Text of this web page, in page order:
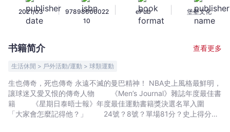
傳
-
倫‧
拉
森
2021/03 |
97898606022
10
ePub 堡壘文化
书籍简介 查看更多
生活休閒 > 戶外活動/運動 > 球類運動
生也傳奇，死也傳奇 永遠不滅的曼巴精神！ NBA史上風格最鮮明，
讓球迷又愛又恨的傳奇人物 《Men’s Journal》雜誌年度最佳書
籍 《星期日泰晤士報》年度最佳運動書籍獎決選名單入圍
「大家會怎麼記得他？」 24號？8號？單場81分？史上得分手